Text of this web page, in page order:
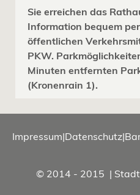
Sie erreichen das
Information bequem
öffentlichen
PKW.
Minuten entfernten
(Kronenrain 1).
Impressum|Datenschutz|
© 2014 - 2015 | Stadt